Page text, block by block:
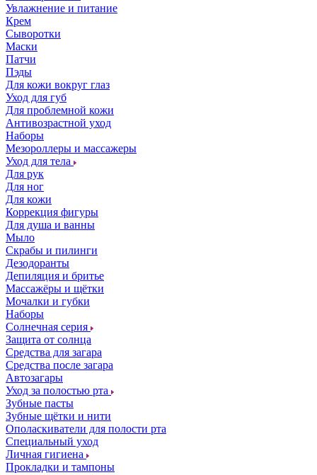
Увлажнение и питание
Крем
Сыворотки
Маски
Патчи
Пэды
Для кожи вокруг глаз
Уход для губ
Для проблемной кожи
Антивозрастной уход
Наборы
Мезороллеры и массажеры
Уход для тела
Для рук
Для ног
Для кожи
Коррекция фигуры
Для душа и ванны
Мыло
Скрабы и пилинги
Дезодоранты
Депиляция и бритье
Массажёры и щётки
Мочалки и губки
Наборы
Солнечная серия
Защита от солнца
Средства для загара
Средства после загара
Автозагары
Уход за полостью рта
Зубные пасты
Зубные щётки и нити
Ополаскиватели для полости рта
Специальный уход
Личная гигиена
Прокладки и тампоны